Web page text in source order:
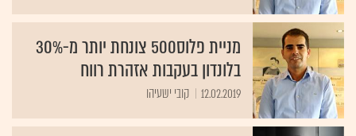
מניית פלוס500 צונחת יותר מ-30%
בלונדון בעקבות אזהרת רווח
12.02.2019 קובי ישעיהו